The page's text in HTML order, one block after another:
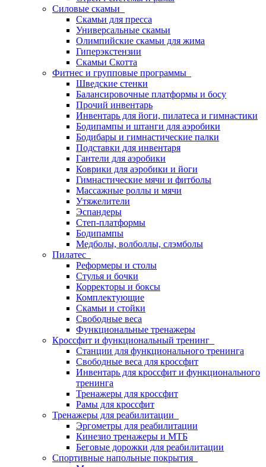
Силовые скамьи
Скамьи для пресса
Универсальные скамьи
Олимпийские скамьи для жима
Гиперэкстензии
Скамьи Скотта
Фитнес и групповые программы
Шведские стенки
Балансировочные платформы и босу
Прочий инвентарь
Инвентарь для йоги, пилатеса и гимнастики
Бодипампы и штанги для аэробики
Бодибары и гимнастические палки
Подставки для инвентаря
Гантели для аэробики
Коврики для аэробики и йоги
Гимнастические мячи и фитболы
Массажные роллы и мячи
Утяжелители
Эспандеры
Степ-платформы
Бодипампы
Медболы, волболлы, слэмболы
Пилатес
Реформеры и столы
Стулья и бочки
Корректоры и боксы
Комплектующие
Скамьи и стойки
Свободные веса
Функциональные тренажеры
Кроссфит и функциональный тренинг
Станции для функционального тренинга
Свободные веса для кроссфит
Инвентарь для кроссфит и функционального
тренинга
Тренажеры для кроссфит
Рамы для кроссфит
Тренажеры для реабилитации
Эргометры для реабилитации
Кинезио тренажеры и МТБ
Беговые дорожки для реабилитации
Спортивные напольные покрытия